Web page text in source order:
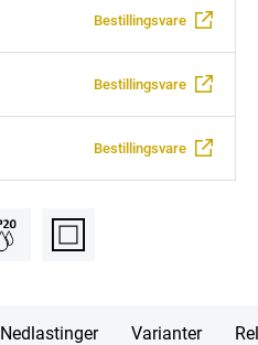
Bestillingsvare
Bestillingsvare
Bestillingsvare
Nedlastinger Varianter